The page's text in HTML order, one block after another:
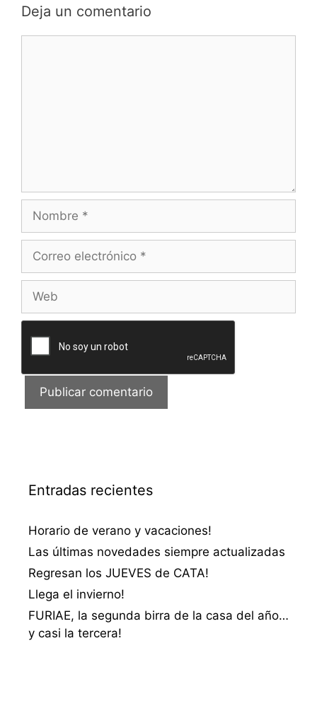
Deja un comentario
Nombre
Correo
Web
Entradas recientes
Horario de verano y vacaciones!
Las últimas novedades siempre actualizadas
Regresan los JUEVES de CATA!
Llega el invierno!
FURIAE, la segunda birra de la casa del año…
y casi la tercera!